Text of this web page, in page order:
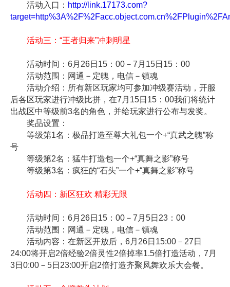
活动入口： http://link.17173.com?
活动三：“王者归来”冲刺明星
活动时间：6月26日15：00－7月15日15：00
活动范围：网通－定魄，电信－镇魂
活动介绍：所有新区玩家均可参加冲级赛活动，开服
后各区玩家进行冲级比拼，在7月15日15：00我们将统计
出战区中等级前3名的角色，并给玩家进行公布与发奖。
奖品设置：
等级第1名：极品打造至尊大礼包一个+“真武之魄”称
号
等级第2名：猛牛打造包一个+“真舞之影”称号
等级第3名：疯狂的“石头”一个+“真舞之影”称号
活动四：新区狂欢 精彩无限
活动时间：6月26日15：00－7月5日23：00
活动范围：网通－定魄，电信－镇魂
活动内容：在新区开放后，6月26日15:00－27日
24:00将开启2倍经验2倍灵性2倍掉率1.5倍打造活动，7月
3日0:00－5日23:00开启2倍打造齐聚凤舞欢乐大会餐。